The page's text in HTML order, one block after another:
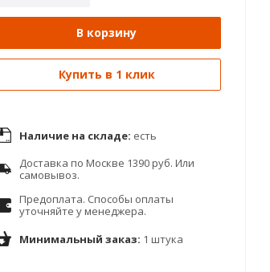
В корзину
Купить в 1 клик
Наличие на складе: есть
Доставка по Москве 1390 руб. Или
самовывоз.
Предоплата. Способы оплаты
уточняйте у менеджера.
Минимальный заказ: 1 штука